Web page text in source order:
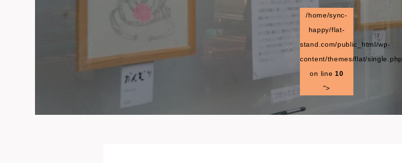
/home/sync-
happy/flat-
stand.com/public_html/wp-
content/themes/flat/single.php
on line 10
">